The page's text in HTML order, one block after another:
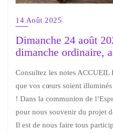
14 Août 2025
Dimanche 24 août
dimanche ordinaire,
Consultez les notes
que vos cœurs soient
! Dans la communion de
pour nous souvenir du projet
Il est de nous faire tous